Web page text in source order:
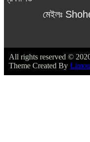
মেইলঃ
All rights reserved ©
Theme Created By